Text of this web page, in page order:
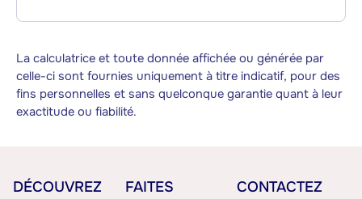
La calculatrice et toute donnée affichée ou générée par
celle-ci sont fournies uniquement à titre indicatif, pour des
fins personnelles et sans quelconque garantie quant à leur
exactitude ou fiabilité.
DÉCOUVREZ
FAITES
CONTACTEZ